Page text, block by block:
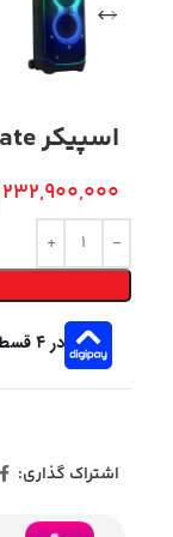
اسپیکر Jbl Partybox Ultimate
232,900,000
در ۴ قسط با دیجی‌پی
اشتراک گذاری: